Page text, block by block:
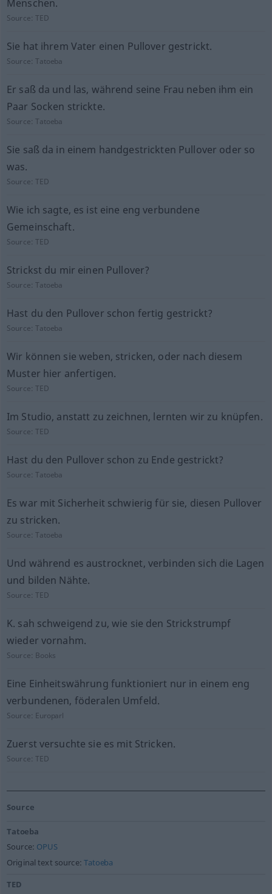
Menschen.
Source:TED
Sie hat ihrem Vater einen Pullover gestrickt.
Source:Tatoeba
Er saß da und las, während seine Frau neben ihm ein
Paar Socken strickte.
Source:Tatoeba
Sie saß da in einem handgestrickten Pullover oder so
was.
Source:TED
Wie ich sagte, es ist eine eng verbundene
Gemeinschaft.
Source:TED
Strickst du mir einen Pullover?
Source:Tatoeba
Hast du den Pullover schon fertig gestrickt?
Source:Tatoeba
Wir können sie weben, stricken, oder nach diesem
Muster hier anfertigen.
Source:TED
Im Studio, anstatt zu zeichnen, lernten wir zu knüpfen.
Source:TED
Hast du den Pullover schon zu Ende gestrickt?
Source:Tatoeba
Es war mit Sicherheit schwierig für sie, diesen Pullover
zu stricken.
Source:Tatoeba
Und während es austrocknet, verbinden sich die Lagen
und bilden Nähte.
Source:TED
K. sah schweigend zu, wie sie den Strickstrumpf
wieder vornahm.
Source: Books
Eine Einheitswährung funktioniert nur in einem eng
verbundenen, föderalen Umfeld.
Source: Europarl
Zuerst versuchte sie es mit Stricken.
Source:TED
Source
Tatoeba
Source: OPUS
Original text source:Tatoeba
TED